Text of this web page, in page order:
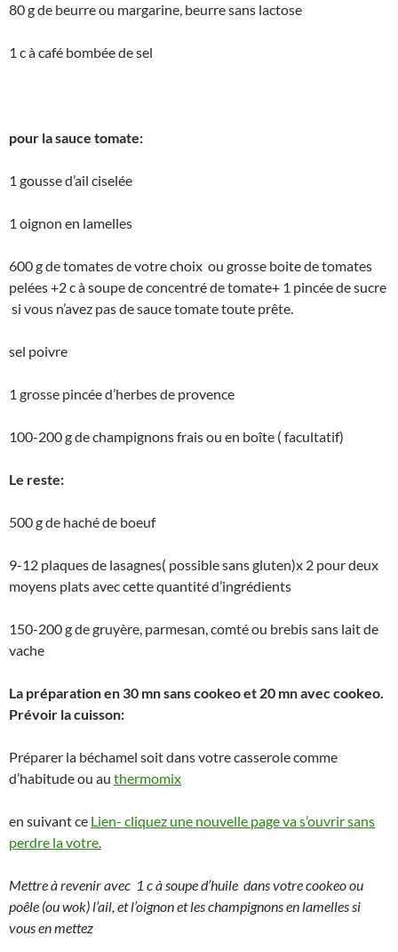
80 g de beurre ou margarine, beurre sans lactose
1 c à café bombée de sel
pour la sauce tomate:
1 gousse d’ail ciselée
1 oignon en lamelles
600 g de tomates de votre choix ou grosse boite de tomates
pelées +2 c à soupe de concentré de tomate+ 1 pincée de sucre
si vous n’avez pas de sauce tomate toute prête.
sel poivre
1 grosse pincée d’herbes de provence
100-200 g de champignons frais ou en boîte ( facultatif)
Le reste:
500 g de haché de boeuf
9-12 plaques de lasagnes( possible sans gluten)x 2 pour deux
moyens plats avec cette quantité d’ingrédients
150-200 g de gruyère, parmesan, comté ou brebis sans lait de
vache
La préparation en 30 mn sans cookeo et 20 mn avec cookeo.
Prévoir la cuisson:
Préparer la béchamel soit dans votre casserole comme
d’habitude ou au thermomix
en suivant ce Lien- cliquez une nouvelle page va s’ouvrir sans
perdre la votre.
Mettre à revenir avec 1 c à soupe d’huile dans votre cookeo ou
poêle (ou wok) l’ail, et l’oignon et les champignons en lamelles si
vous en mettez